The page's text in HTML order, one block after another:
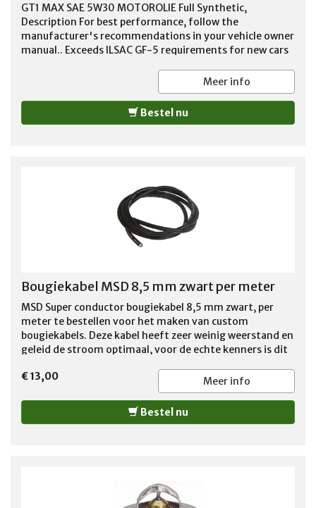
GT1 MAX SAE 5W30 MOTOROLIE Full Synthetic,
Description For best performance, follow the
manufacturer's recommendations in your vehicle owner
manual.. Exceeds ILSAC GF-5 requirements for new cars
extreme temperatures compared with conventional
engine oils. Exclusive Liquid Titanium protection
additive provides extra wear protection and improved
fuel economy. Formulated for use in vehicles operating
titanium protection additive is a premium-quality, full
synthetic automotive engine oil designed to provide
maximum engine protection for gasoline-fueled and
flex-fueled passenger cars and light trucks under All
operating conditions. It is particularly recommended for
US QT (946ml)
Meer info
Bestel nu
Bougiekabel MSD 8,5 mm zwart per meter
MSD Super conductor bougiekabel 8,5 mm zwart, per
meter te bestellen voor het maken van custom
bougiekabels. Deze kabel heeft zeer weinig weerstand en
geleid de stroom optimaal, voor de echte kenners is dit
de motor. Per meter te bestellen. LET OP: door u
bestelde op maat afgeknipte kabel kan niet retour
worden gezonden !!
€ 13,00 Meer info
Bestel nu